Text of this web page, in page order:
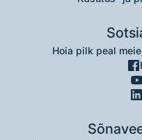
Hoia pilk peal